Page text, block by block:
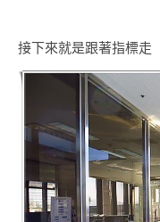
接下來就是跟著指標走